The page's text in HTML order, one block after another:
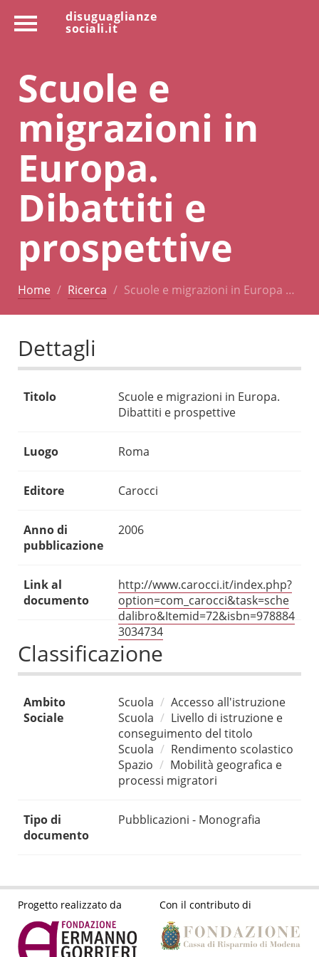
disuguaglianze
sociali.it
Scuole e
migrazioni in
Europa.
Dibattiti e
prospettive
Home Ricerca Scuole e migrazioni in Europa …
Dettagli
Titolo
Scuole e migrazioni in Europa.
Dibattiti e prospettive
Luogo Roma
Editore Carocci
Anno di
pubblicazione
2006
Link al
documento
http://www.carocci.it/index.php?
option=com_carocci&task=sche
dalibro&Itemid=72&isbn=978884
3034734
Classificazione
Ambito
Sociale
Scuola
Accesso all'istruzione
Scuola
Livello di istruzione e
conseguimento del titolo
Scuola
Rendimento scolastico
Spazio
Mobilità geografica e
processi migratori
Tipo di
documento
Pubblicazioni - Monografia
Progetto realizzato da Con il contributo di